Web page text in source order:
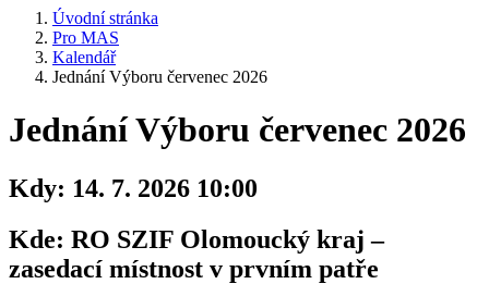
Úvodní stránka
Pro MAS
Kalendář
Jednání Výboru červenec 2026
Jednání Výboru červenec 2026
Kdy: 14. 7. 2026 10:00
Kde: RO SZIF Olomoucký kraj –
zasedací místnost v prvním patře